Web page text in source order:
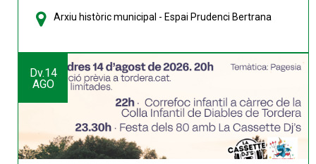
Arxiu històric municipal - Espai Prudenci Bertrana
Dv.14
AGO